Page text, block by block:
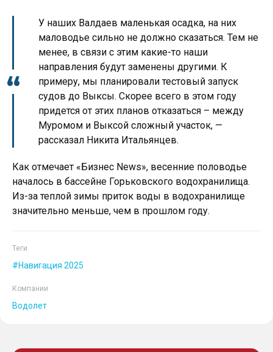
У наших Валдаев маленькая осадка, на них
маловодье сильно не должно сказаться. Тем не
менее, в связи с этим какие-то наши
направления будут заменены другими. К
примеру, мы планировали тестовый запуск
судов до Выксы. Скорее всего в этом году
придется от этих планов отказаться – между
Муромом и Выксой сложный участок, —
рассказал Никита Итальянцев.
Как отмечает «Бизнес News», весенние половодье
началось в бассейне Горьковского водохранилища.
Из-за теплой зимы приток воды в водохранилище
значительно меньше, чем в прошлом году.
Теги
Навигация 2025
Компании
Водолет